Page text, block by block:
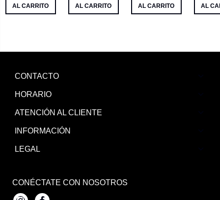
AL CARRITO
AL CARRITO
AL CARRITO
AL
CONTACTO
HORARIO
ATENCIÓN AL CLIENTE
INFORMACIÓN
LEGAL
CONÉCTATE CON NOSOTROS